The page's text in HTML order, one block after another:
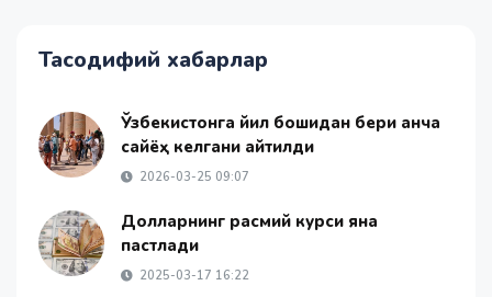
Тасодифий хабарлар
Ўзбекистонга йил бошидан бери қанча
сайёҳ келгани айтилди
2026-03-25 09:07
Долларнинг расмий курси яна
пастлади
2025-03-17 16:22